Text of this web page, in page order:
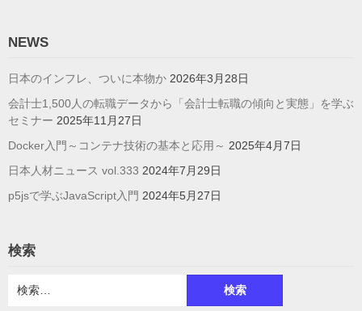
ー
ジ
り
NEWS
日本のインフレ、ついに本物か 2026年3月28日
会計士1,500人の転職データから「会計士転職の傾向と実態」を学ぶ
セミナー 2025年11月27日
Docker入門～コンテナ技術の基本と応用～ 2025年4月7日
日本人材ニュース vol.333 2024年7月29日
p5jsで学ぶJavaScript入門 2024年5月27日
検索
索: